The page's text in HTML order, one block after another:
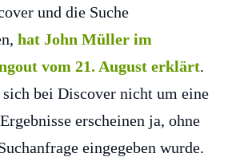
und die Suche
hat John Müller im
vom 21. August erklärt.
sich bei Discover nicht um eine
erscheinen ja, ohne
eingegeben wurde.